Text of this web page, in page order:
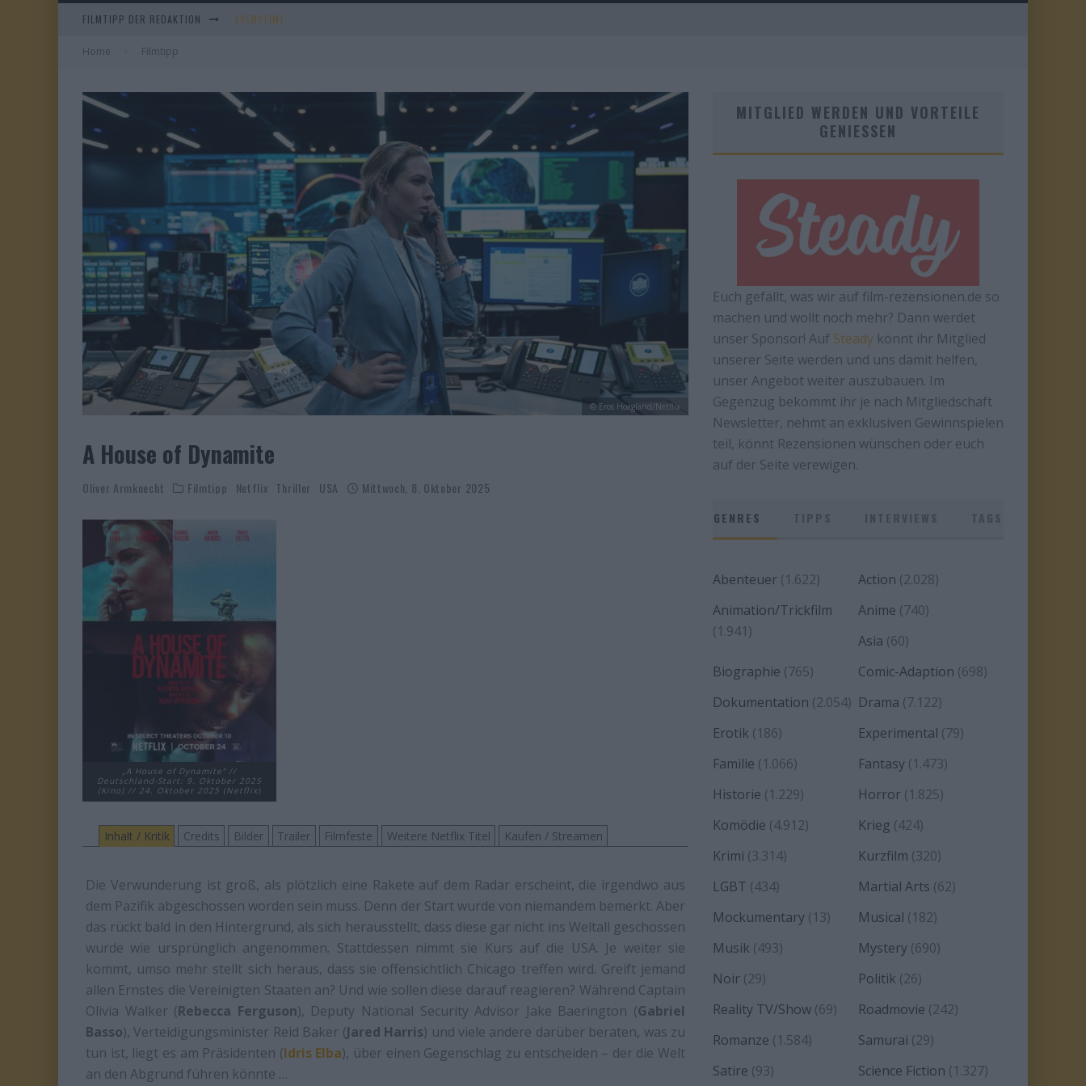
FILMTIPP DER REDAKTION WHAM! – 10 DAYS IN CHINA
EVERYTIME
Home Filmtipp
© Eros Hoagland/Netflix
A House of Dynamite
Oliver Armknecht Filmtipp Netflix Thriller USA Mittwoch, 8. Oktober 2025
„A House of Dynamite“ //
Deutschland-Start: 9. Oktober 2025
(Kino) // 24. Oktober 2025 (Netflix)
Inhalt / Kritik Credits Bilder Trailer Filmfeste Weitere Netflix Titel Kaufen / Streamen
Die Verwunderung ist groß, als plötzlich eine Rakete auf dem Radar erscheint, die irgendwo aus
dem Pazifik abgeschossen worden sein muss. Denn der Start wurde von niemandem bemerkt. Aber
das rückt bald in den Hintergrund, als sich herausstellt, dass diese gar nicht ins Weltall geschossen
wurde wie ursprünglich angenommen. Stattdessen nimmt sie Kurs auf die USA. Je weiter sie
kommt, umso mehr stellt sich heraus, dass sie offensichtlich Chicago treffen wird. Greift jemand
allen Ernstes die Vereinigten Staaten an? Und wie sollen diese darauf reagieren? Während Captain
Olivia Walker (Rebecca Ferguson), Deputy National Security Advisor Jake Baerington (Gabriel
Basso), Verteidigungsminister Reid Baker (Jared Harris) und viele andere darüber beraten, was zu
tun ist, liegt es am Präsidenten (Idris Elba), über einen Gegenschlag zu entscheiden – der die Welt
an den Abgrund führen könnte …
MITGLIED WERDEN UND VORTEILE
GENIESSEN
Euch gefällt, was wir auf film-rezensionen.de so
machen und wollt noch mehr? Dann werdet
unser Sponsor! Auf Steady könnt ihr Mitglied
unserer Seite werden und uns damit helfen,
unser Angebot weiter auszubauen. Im
Gegenzug bekommt ihr je nach Mitgliedschaft
Newsletter, nehmt an exklusiven Gewinnspielen
teil, könnt Rezensionen wünschen oder euch
auf der Seite verewigen.
GENRES
Abenteuer (1.622) Action (2.028)
Animation/Trickfilm
(1.941)
Anime (740)
Asia (60)
Biographie (765) Comic-Adaption (698)
Dokumentation (2.054) Drama (7.122)
Erotik (186) Experimental (79)
Familie (1.066) Fantasy(1.473)
Historie (1.229) Horror(1.825)
Komödie (4.912) Krieg (424)
Krimi (3.314) Kurzfilm (320)
LGBT (434) Martial Arts (62)
Mockumentary (13) Musical (182)
Musik (493) Mystery(690)
Noir (29) Politik (26)
Reality TV/Show (69) Roadmovie (242)
Romanze (1.584) Samurai (29)
Satire (93) Science Fiction (1.327)